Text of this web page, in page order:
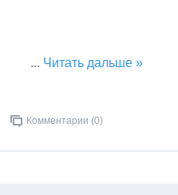
... Читать дальше »
Комментарии (0)